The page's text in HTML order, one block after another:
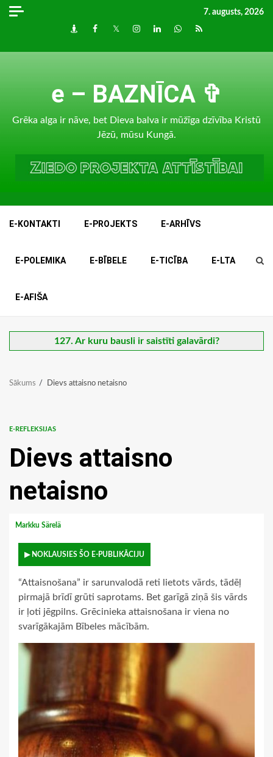
Skip
7. augusts, 2026
DraugiemFacebook
TwitterInstagram
LinkedInwhatsapp
RSS
e – BAZNĪCA ✞
Grēka alga ir nāve, bet Dieva balva ir mūžīga dzīvība Kristū
Jēzū, mūsu Kungā.
E-KONTAKTI E-PROJEKTS E-ARHĪVS
E-POLEMIKA E-BĪBELE E-TICĪBA E-LTA
E-AFIŠA
127. Ar kuru bausli ir saistīti galavārdi?
Sākums Dievs attaisno netaisno
E-REFLEKSIJAS
Dievs attaisno
netaisno
Markku Särelä
▶ NOKLAUSIES ŠO E-PUBLIKĀCIJU
“Attaisnošana” ir sarunvalodā reti lietots vārds, tādēļ
pirmajā brīdī grūti saprotams. Bet garīgā ziņā šis vārds
ir ļoti jēgpilns. Grēcinieka attaisnošana ir viena no
svarīgākajām Bībeles mācībām.